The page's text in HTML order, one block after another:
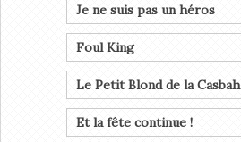
Je ne suis pas un héros
Foul King
Le Petit Blond de la Casbah
Et la fête continue !